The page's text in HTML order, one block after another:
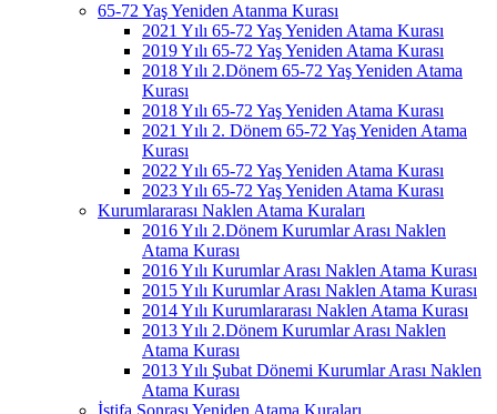
65-72 Yaş Yeniden Atanma Kurası
2021 Yılı 65-72 Yaş Yeniden Atama Kurası
2019 Yılı 65-72 Yaş Yeniden Atama Kurası
2018 Yılı 2.Dönem 65-72 Yaş Yeniden Atama
Kurası
2018 Yılı 65-72 Yaş Yeniden Atama Kurası
2021 Yılı 2. Dönem 65-72 Yaş Yeniden Atama
Kurası
2022 Yılı 65-72 Yaş Yeniden Atama Kurası
2023 Yılı 65-72 Yaş Yeniden Atama Kurası
Kurumlararası Naklen Atama Kuraları
2016 Yılı 2.Dönem Kurumlar Arası Naklen
Atama Kurası
2016 Yılı Kurumlar Arası Naklen Atama Kurası
2015 Yılı Kurumlar Arası Naklen Atama Kurası
2014 Yılı Kurumlararası Naklen Atama Kurası
2013 Yılı 2.Dönem Kurumlar Arası Naklen
Atama Kurası
2013 Yılı Şubat Dönemi Kurumlar Arası Naklen
Atama Kurası